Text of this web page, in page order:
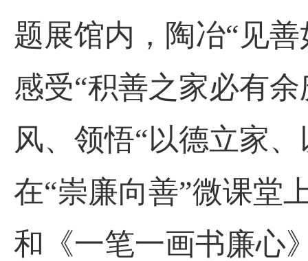
题展馆内，陶冶“见
感受“积善之家必有
风、领悟“以德立家
在“崇廉向善”微课堂
和《一笔一画书廉心